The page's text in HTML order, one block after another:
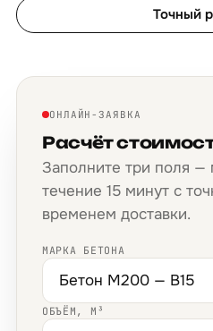
Точный
ОНЛАЙН-ЗАЯВКА
Расчёт
Заполните три поля
течение 15 минут с
временем доставки.
МАРКА БЕТОНА
ОБЪЁМ, М³